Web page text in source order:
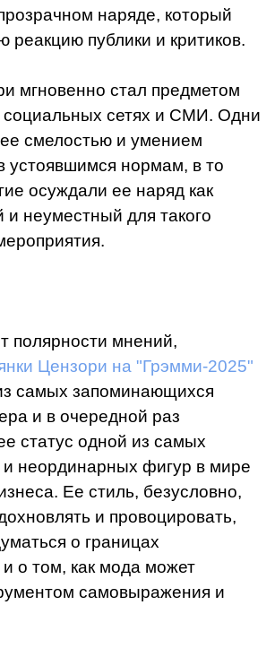
наряде, который
реакцию публики и критиков.
мгновенно стал предметом
социальных сетях и СМИ. Одни
смелостью и умением
устоявшимся нормам, в то
осуждали ее наряд как
и неуместный для такого
полярности мнений,
Цензори на "Грэмми-2025"
самых запоминающихся
и в очередной раз
статус одной из самых
неординарных фигур в мире
Ее стиль, безусловно,
и провоцировать,
о границах
о том, как мода может
самовыражения и